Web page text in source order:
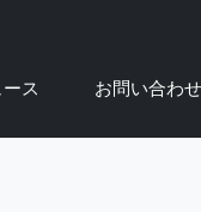
ス お問い合わせ